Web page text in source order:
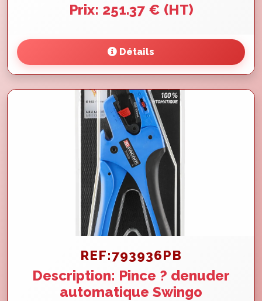
Prix: 251.37 € (HT)
Détails
REF:793936PB
Description: Pince ? denuder
automatique Swingo